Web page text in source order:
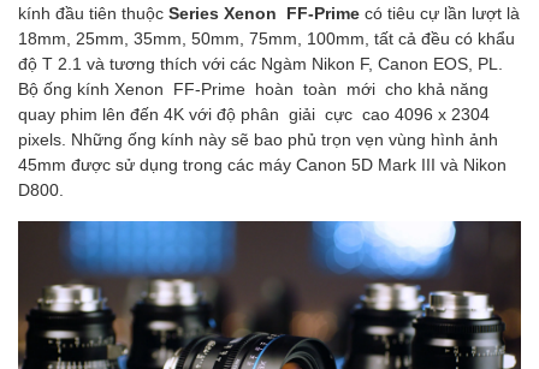
kính đầu tiên thuộc Series Xenon FF-Prime có tiêu cự lần lượt là
18mm, 25mm, 35mm, 50mm, 75mm, 100mm, tất cả đều có khẩu
độ T 2.1 và tương thích với các Ngàm Nikon F, Canon EOS, PL.
Bộ ống kính Xenon FF-Prime hoàn toàn mới cho khả năng
quay phim lên đến 4K với độ phân giải cực cao 4096 x 2304
pixels. Những ống kính này sẽ bao phủ trọn vẹn vùng hình ảnh
45mm được sử dụng trong các máy Canon 5D Mark III và Nikon
D800.